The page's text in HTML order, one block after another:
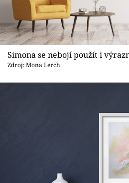
Bydlení
Zahrada
Design
Simona se nebojí použít i
Zdroj: Mona Lerch